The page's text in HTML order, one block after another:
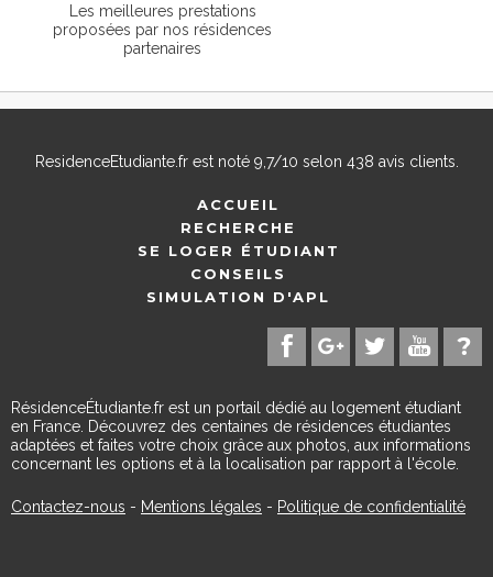
Les meilleures prestations
proposées par nos résidences
partenaires
ResidenceEtudiante.frest noté 9,7/10 selon 438 avis clients.
ACCUEIL
RECHERCHE
SE LOGER ÉTUDIANT
CONSEILS
SIMULATION D'APL
RésidenceÉtudiante.fr est un portail dédié au logement étudiant
en France. Découvrez des centaines de résidences étudiantes
adaptées et faites votre choix grâce aux photos, aux informations
concernant les options et à la localisation par rapport à l'école.
Contactez-nous - Mentions légales - Politique de confidentialité